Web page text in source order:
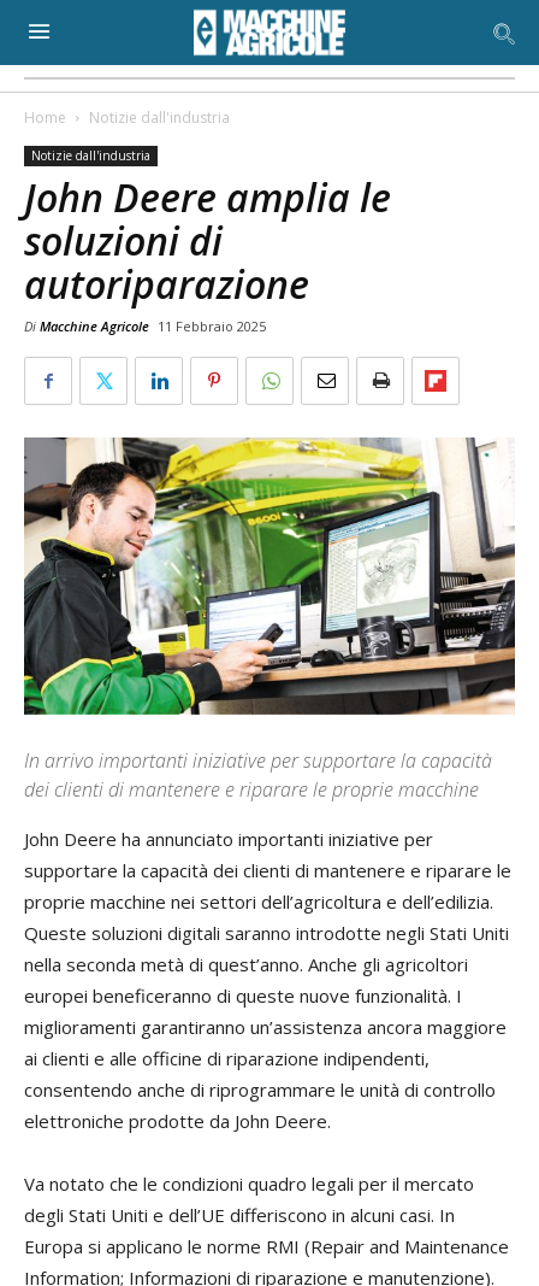
Home Notizie dall'industria
Notizie dall'industria
John Deere amplia le
soluzioni di
autoriparazione
Di Macchine Agricole 11 Febbraio 2025
In arrivo importanti iniziative per supportare la capacità
dei clienti di mantenere e riparare le proprie macchine
John Deere ha annunciato importanti iniziative per
supportare la capacità dei clienti di mantenere e riparare le
proprie macchine nei settori dell’agricoltura e dell’edilizia.
Queste soluzioni digitali saranno introdotte negli Stati Uniti
nella seconda metà di quest’anno. Anche gli agricoltori
europei beneficeranno di queste nuove funzionalità. I
miglioramenti garantiranno un’assistenza ancora maggiore
ai clienti e alle officine di riparazione indipendenti,
consentendo anche di riprogrammare le unità di controllo
elettroniche prodotte da John Deere.
Va notato che le condizioni quadro legali per il mercato
degli Stati Uniti e dell’UE differiscono in alcuni casi. In
Europa si applicano le norme RMI (Repair and Maintenance
Information; Informazioni di riparazione e manutenzione).